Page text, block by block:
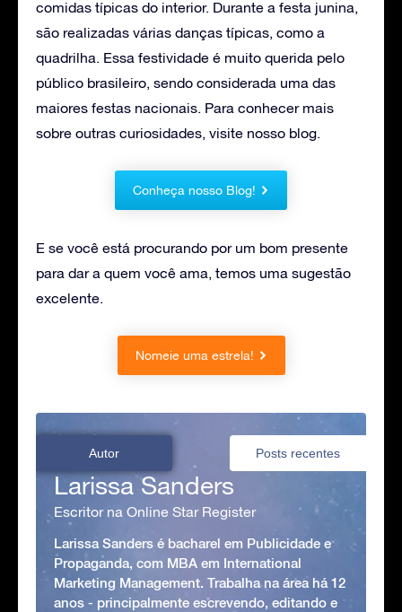
comidas típicas do interior. Durante a festa junina,
são realizadas várias danças típicas, como a
quadrilha. Essa festividade é muito querida pelo
público brasileiro, sendo considerada uma das
maiores festas nacionais. Para conhecer mais
sobre outras curiosidades, visite nosso blog.
Conheça nosso Blog!
E se você está procurando por um bom presente
para dar a quem você ama, temos uma sugestão
excelente.
Nomeie uma estrela!
Autor Posts recentes
Larissa Sanders
Escritor na Online Star Register
Larissa Sanders é bacharel em Publicidade e
Propaganda, com MBA em International
Marketing Management. Trabalha na área há 12
anos - principalmente escrevendo, editando e